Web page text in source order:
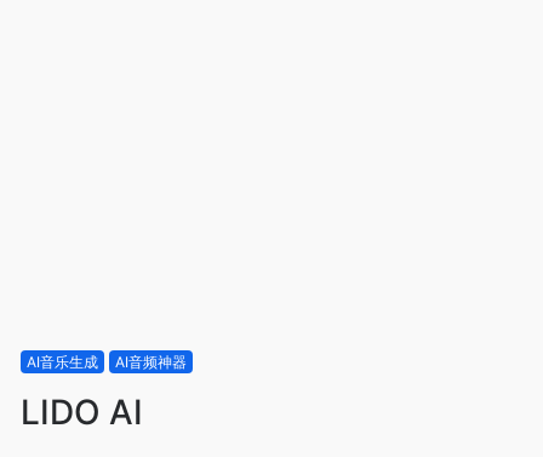
AI音乐生成 AI音频神器
LIDO AI